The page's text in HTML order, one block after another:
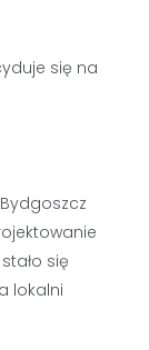
się na
się
lokalni